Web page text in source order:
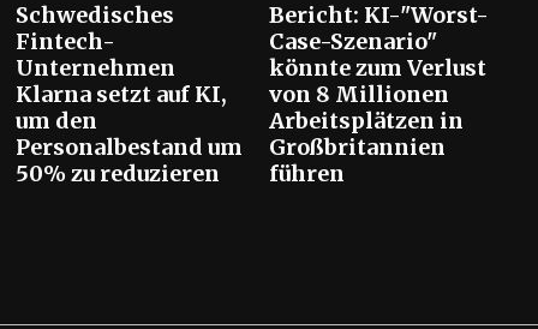
Schwedisches
Fintech-
Unternehmen
Klarna setzt auf KI,
um den
Personalbestand um
50% zu reduzieren
Bericht: KI-"Worst-
Case-Szenario"
könnte zum Verlust
von 8 Millionen
Arbeitsplätzen in
Großbritannien
führen